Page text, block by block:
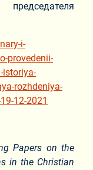
i-
provedenii-
istoriya-
rozhdeniya-
12-2021
Papers on the
in the Christian